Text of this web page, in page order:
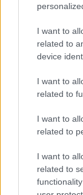
I want to
related to
device
I want to
related to
I want to
related to
I want to
related to
Pääset
ja monia
maksutta